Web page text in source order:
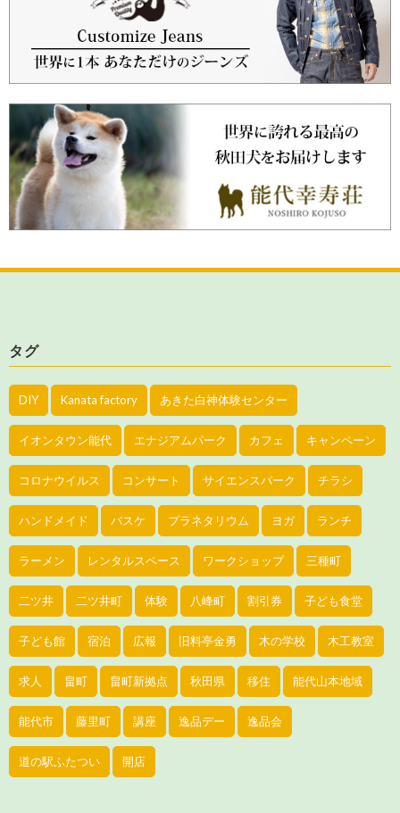
タグ
DIY Kanata factory あきた白神体験センター
イオンタウン能代 エナジアムパーク カフェ キャンペーン
コロナウイルス コンサート サイエンスパーク チラシ
ハンドメイド バスケ プラネタリウム ヨガ ランチ
ラーメン レンタルスペース ワークショップ 三種町
二ツ井 二ツ井町 体験 八峰町 割引券 子ども食堂
子ども館 宿泊 広報 旧料亭金勇 木の学校 木工教室
求人 畠町 畠町新拠点 秋田県 移住 能代山本地域
能代市 藤里町 講座 逸品デー 逸品会
道の駅ふたつい 開店